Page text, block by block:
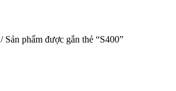
/ Sản phẩm được gắn thẻ “S400”